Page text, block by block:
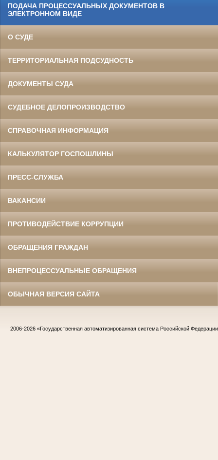
ПОДАЧА ПРОЦЕССУАЛЬНЫХ ДОКУМЕНТОВ В
ЭЛЕКТРОННОМ ВИДЕ
О СУДЕ
ТЕРРИТОРИАЛЬНАЯ ПОДСУДНОСТЬ
ДОКУМЕНТЫ СУДА
СУДЕБНОЕ ДЕЛОПРОИЗВОДСТВО
СПРАВОЧНАЯ ИНФОРМАЦИЯ
КАЛЬКУЛЯТОР ГОСПОШЛИНЫ
ПРЕСС-СЛУЖБА
ВАКАНСИИ
ПРОТИВОДЕЙСТВИЕ КОРРУПЦИИ
ОБРАЩЕНИЯ ГРАЖДАН
ВНЕПРОЦЕССУАЛЬНЫЕ ОБРАЩЕНИЯ
ОБЫЧНАЯ ВЕРСИЯ САЙТА
2006-2026 «Государственная автоматизированная система Российской